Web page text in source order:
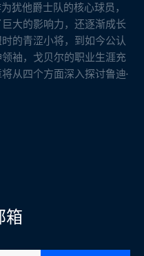
犹他爵士队的核心球员，
大的影响力，还逐渐成长
的青涩小将，到如今公认
袖，戈贝尔的职业生涯充
从四个方面深入探讨鲁迪·
箱